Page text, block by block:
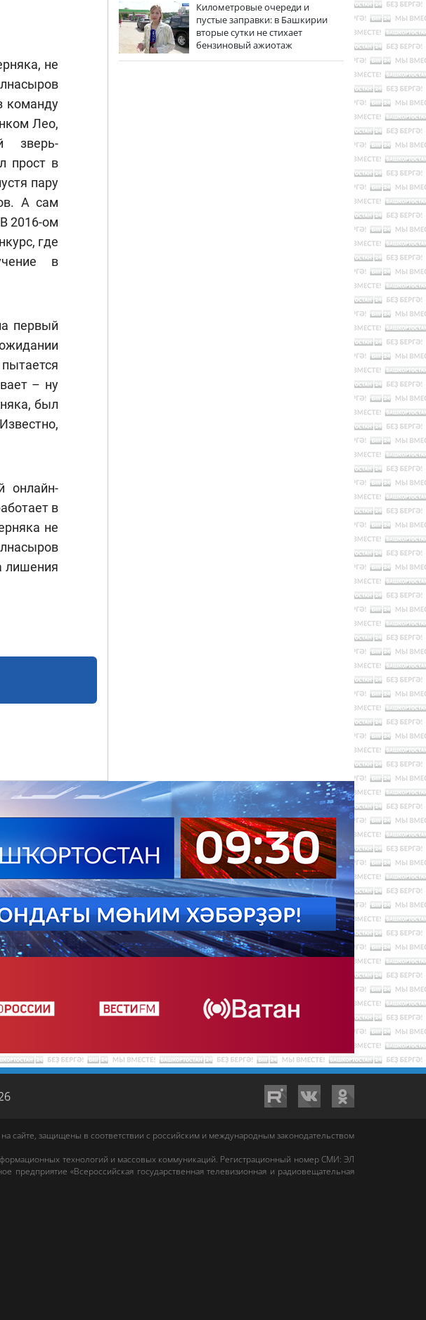
не
команду
Лео,
зверь-
прост в
пару
А сам
2016-ом
где
в
первый
– ну
был
онлайн-
в
не
лишения
Километровые очереди и
пустые заправки: в Башкирии
вторые сутки не стихает
бензиновый ажиотаж
сайте, защищены в соответствии с российским и международным законодательством
технологий и массовых коммуникаций. Регистрационный номер СМИ: ЭЛ
предприятие «Всероссийская государственная телевизионная и радиовещательная